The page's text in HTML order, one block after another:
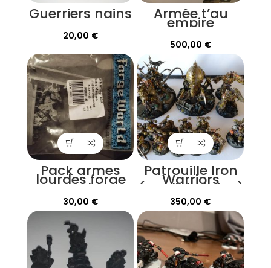
Guerriers nains
20,00 €
Armée t’au
empire
500,00 €
Pack armes
lourdes forge
World
Warhammer
30k
30,00 €
Patrouille Iron
Warriors
(qualité vitrine)
350,00 €